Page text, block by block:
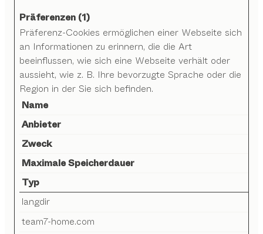
Präferenzen (1)
Präferenz-Cookies ermöglichen einer Webseite sich
an Informationen zu erinnern, die die Art
beeinflussen, wie sich eine Webseite verhält oder
aussieht, wie z. B. Ihre bevorzugte Sprache oder die
Region in der Sie sich befinden.
Name
Anbieter
Zweck
Maximale Speicherdauer
Typ
langdir
team7-home.com